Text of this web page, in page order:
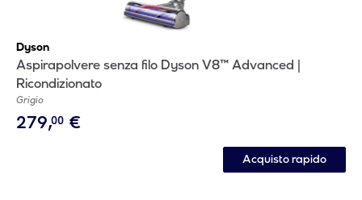
Dyson
Aspirapolvere senza filo Dyson V8™ Advanced |
Ricondizionato
Grigio
279,00 €
Acquisto rapido